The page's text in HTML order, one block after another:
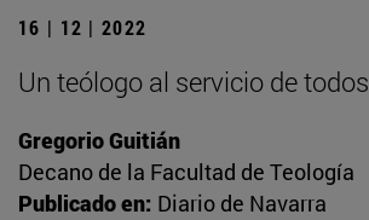
16 | 12 | 2022
Un teólogo al servicio de todos
Gregorio Guitián
Decano de la Facultad de Teología
Publicado en: Diario de Navarra